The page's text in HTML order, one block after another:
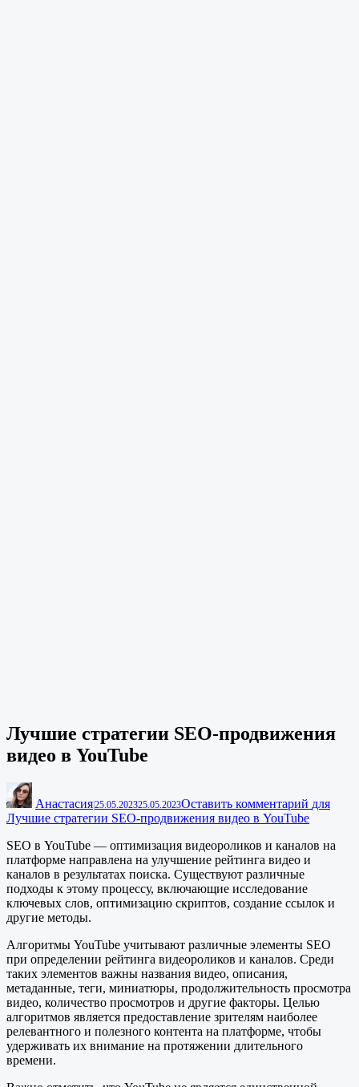
Лучшие стратегии SEO-продвижения
видео в YouTube
Анастасия|25.05.202325.05.2023Оставить комментарий для
Лучшие стратегии SEO-продвижения видео в YouTube
SEO в YouTube — оптимизация видеороликов и каналов на
платформе направлена на улучшение рейтинга видео и
каналов в результатах поиска. Существуют различные
подходы к этому процессу, включающие исследование
ключевых слов, оптимизацию скриптов, создание ссылок и
другие методы.
Алгоритмы YouTube учитывают различные элементы SEO
при определении рейтинга видеороликов и каналов. Среди
таких элементов важны названия видео, описания,
метаданные, теги, миниатюры, продолжительность просмотра
видео, количество просмотров и другие факторы. Целью
алгоритмов является предоставление зрителям наиболее
релевантного и полезного контента на платформе, чтобы
удерживать их внимание на протяжении длительного
времени.